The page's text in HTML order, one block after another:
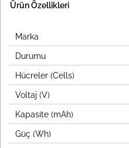
Ürün Özellikleri
Marka
Durumu
Hücreler (Cells)
Voltaj (V)
Kapasite (mAh)
Güç (Wh)